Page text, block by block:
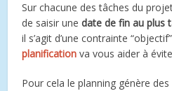
Sur chacune des tâches du
de saisir unedate de fin au plus
il s’agit d’une contrainte
planification va vous aider à
Pour cela le planning génère